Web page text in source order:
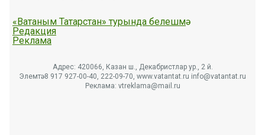
«Ватаным Татарстан» турында белешмә
Редакция
Реклама
Адрес: 420066, Казан ш., Декабристлар ур., 2 й.
Элемтә: 8 917 927-00-40, 222-09-70, www.vatantat.ru info@vatantat.ru
Реклама: vtreklama@mail.ru